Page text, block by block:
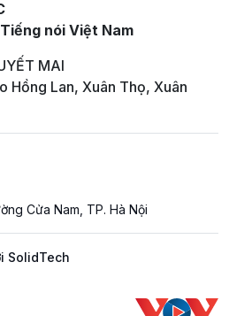
nói Việt Nam
MAI
Hồng Lan, Xuân Thọ, Xuân
Cửa Nam, TP. Hà Nội
SolidTech